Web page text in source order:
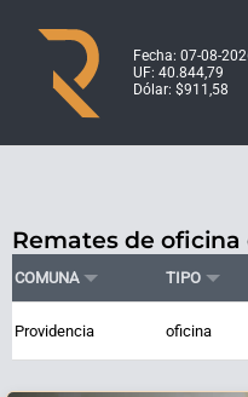
Fecha: 07-08-
UF: 40.844,79
Dólar: $911,58
Remates de oficina
COMUNA TIPO
Providencia oficina